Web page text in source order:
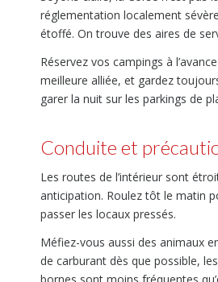
réglementation localement
étoffé. On trouve des aires de
Réservez vos campings à
meilleure alliée, et gardez
garer la nuit sur les parkings de
Conduite et
Les routes de l’intérieur sont
anticipation. Roulez tôt le matin
passer les locaux pressés.
Méfiez-vous aussi des animaux
de carburant dès que possible,